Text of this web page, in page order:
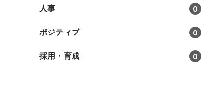
人事 0
ポジティブ 0
採用・育成 0